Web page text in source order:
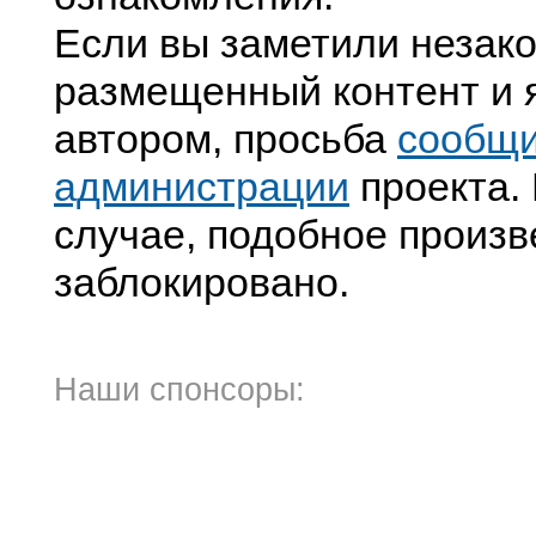
Если вы заметили
размещенный контент и
автором, просьба
администрации
случае, подобное
заблокировано.
Наши спонсоры: